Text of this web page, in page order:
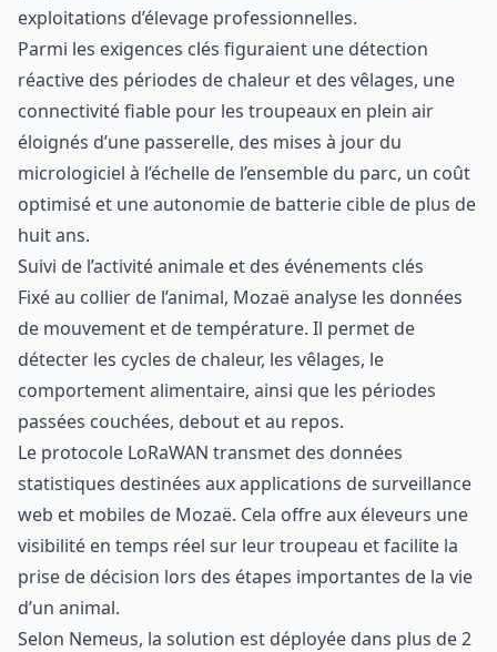
exploitations d’élevage professionnelles.
Parmi les exigences clés figuraient une détection
réactive des périodes de chaleur et des vêlages, une
connectivité fiable pour les troupeaux en plein air
éloignés d’une passerelle, des mises à jour du
micrologiciel à l’échelle de l’ensemble du parc, un coût
optimisé et une autonomie de batterie cible de plus de
huit ans.
Suivi de l’activité animale et des événements clés
Fixé au collier de l’animal, Mozaë analyse les données
de mouvement et de température. Il permet de
détecter les cycles de chaleur, les vêlages, le
comportement alimentaire, ainsi que les périodes
passées couchées, debout et au repos.
Le protocole LoRaWAN transmet des données
statistiques destinées aux applications de surveillance
web et mobiles de Mozaë. Cela offre aux éleveurs une
visibilité en temps réel sur leur troupeau et facilite la
prise de décision lors des étapes importantes de la vie
d’un animal.
Selon Nemeus, la solution est déployée dans plus de 2